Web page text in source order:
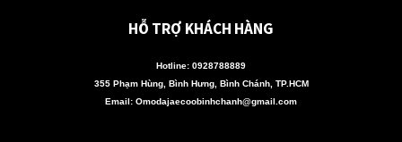
HỖ TRỢ KHÁCH HÀNG
Hotline: 0928788889
355 Phạm Hùng, Bình Hưng, Bình Chánh, TP.HCM
Email: Omodajaecoobinhchanh@gmail.com